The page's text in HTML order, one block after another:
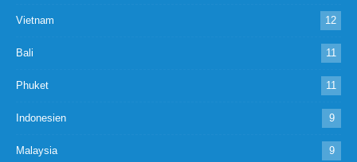
Vietnam 12
Bali 11
Phuket 11
Indonesien 9
Malaysia 9